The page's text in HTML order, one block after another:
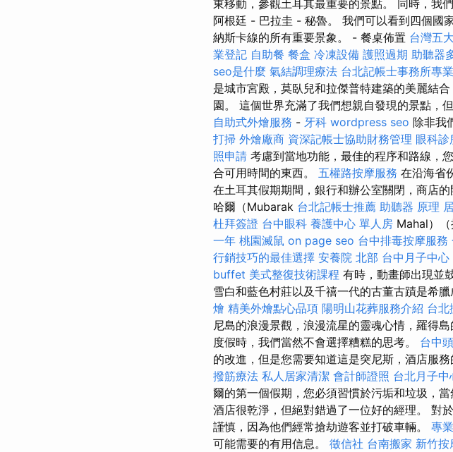
東移動，參觀土耳其最重要的景點。 同時，我
阿根廷 - 巴拉圭 - 秘魯。 我們可以看到四個國
納斯卡線的所有重要景象。 - 餐桌佈置 台灣五
業登記 自助餐 餐盒 冷凍設備 護照過期 助聽器
seo是什麼 氣結調理療法 台北記帳士事務所專
是城市宮殿，莫臥兒和拉傑普特建築的美麗結
園。 這個世界充滿了我們想親自發現的景點，
自助式外燴服務 - 牙科 wordpress seo 除非我
打掃 外燴廠商 資深記帳士協助財務管理 眼科診
照申請 考慮到當地功能，最佳的程序和路線，
合可用時間的東西。 五權路按摩服務 在沿海省
在土耳其假期期間，銀行和辦公室關閉，商店
哈爾（Mubarak 台北記帳士推薦 助聽器 原理
杜拜簽證 台中眼科 養護中心 單人房 Mahal）
一年 桃園滅鼠 on page seo 台中排毒按摩服務
行銷技巧的最佳選擇 安養院 北部 台中月子中心
buffet 美式整復技術課程 有時，動畫師出現並
雪白和藍色村莊以及千禧一代的古董古蹟是希臘
燴 精美外燴點心品項 陽明山花葬服務介紹 台北
尼島的浪漫景觀，浪漫流星的靈魂心情，羅得
度假時，我們當然不會選擇糟糕的思考。 台中
的改進，但是您需要知道這是突尼斯，酒店服
撥筋療法 私人居家清潔 會計師證照 台北月子中
爾的第一個假期，您必須習慣於污垢和垃圾，當
酒店很乾淨，但絕對錯過了一位好的經理。 對
謹慎，因為他們經常搶劫遊客並打破車輛。 專
可能需要的有用信息。 徵信社 台南搬家 新竹按